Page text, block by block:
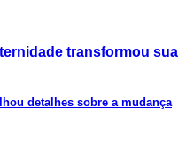
transformou sua
detalhes sobre a mudança